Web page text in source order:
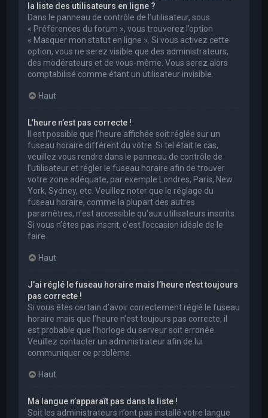
la liste des utilisateurs en ligne ?
Dans le panneau de contrôle de l’utilisateur, sous
« Préférences du forum », vous trouverez l’option
« Masquer mon statut en ligne ». Si vous activez cette
option, vous ne serez visible que des administrateurs,
des modérateurs et de vous-même. Vous serez alors
comptabilisé comme étant un utilisateur invisible.
Haut
L’heure n’est pas correcte !
Il est possible que l’heure affichée soit réglée sur un
fuseau horaire différent du vôtre. Si tel était le cas,
veuillez vous rendre dans le panneau de contrôle de
l’utilisateur et régler le fuseau horaire afin de trouver
votre zone adéquate, par exemple Londres, Paris, New
York, Sydney, etc. Veuillez noter que le réglage du
fuseau horaire, comme la plupart des autres
paramètres, n’est accessible qu’aux utilisateurs inscrits.
Si vous n’êtes pas inscrit, c’est l’occasion idéale de le
faire.
Haut
J’ai réglé le fuseau horaire mais l’heure n’est toujours
pas correcte !
Si vous êtes certain d’avoir correctement réglé le fuseau
horaire mais que l’heure n’est toujours pas correcte, il
est probable que l’horloge du serveur soit erronée.
Veuillez contacter un administrateur afin de lui
communiquer ce problème.
Haut
Ma langue n’apparaît pas dans la liste !
Soit les administrateurs n’ont pas installé votre langue